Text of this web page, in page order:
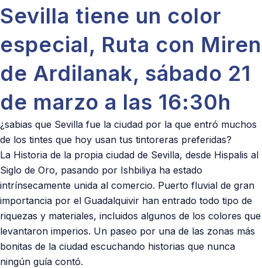
Sevilla tiene un color
especial, Ruta con Miren
de Ardilanak, sábado 21
de marzo a las 16:30h
¿sabias que Sevilla fue la ciudad por la que entró muchos
de los tintes que hoy usan tus tintoreras preferidas?
La Historia de la propia ciudad de Sevilla, desde Hispalis al
Siglo de Oro, pasando por Ishbiliya ha estado
intrínsecamente unida al comercio. Puerto fluvial de gran
importancia por el Guadalquivir han entrado todo tipo de
riquezas y materiales, incluidos algunos de los colores que
levantaron imperios. Un paseo por una de las zonas más
bonitas de la ciudad escuchando historias que nunca
ningún guía contó.